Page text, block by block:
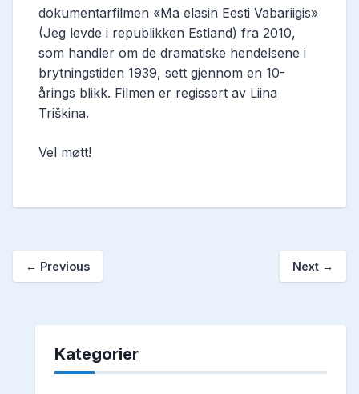
dokumentarfilmen «Ma elasin Eesti Vabariigis»
(Jeg levde i republikken Estland) fra 2010,
som handler om de dramatiske hendelsene i
brytningstiden 1939, sett gjennom en 10-
årings blikk. Filmen er regissert av Liina
Triškina.
Vel møtt!
← Previous Next →
Kategorier